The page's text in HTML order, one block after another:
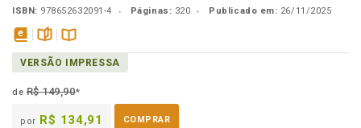
ISBN: 978652632091-4 Páginas: 320 Publicado em: 26/11/2025
disponível
em
páginasDisponível
na
VERSÃO IMPRESSA
deR$ 149,90*
por R$ 134,91 COMPRAR